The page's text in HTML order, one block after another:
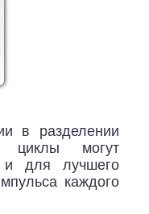
в разделении
циклы могут
и для лучшего
каждого